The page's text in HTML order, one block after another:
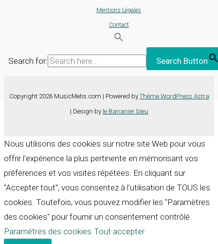
Mentions Légales
Contact
Search for: Search Button
Copyright 2026 MusicMetis.com | Powered by Thème WordPress Astra
| Design by le Bananier bleu
Nous utilisons des cookies sur notre site Web pour vous
offrir l'expérience la plus pertinente en mémorisant vos
préférences et vos visites répétées. En cliquant sur
"Accepter tout", vous consentez à l'utilisation de TOUS les
cookies. Toutefois, vous pouvez modifier les "Paramètres
des cookies" pour fournir un consentement contrôlé.
Paramètres des cookies Tout accepter